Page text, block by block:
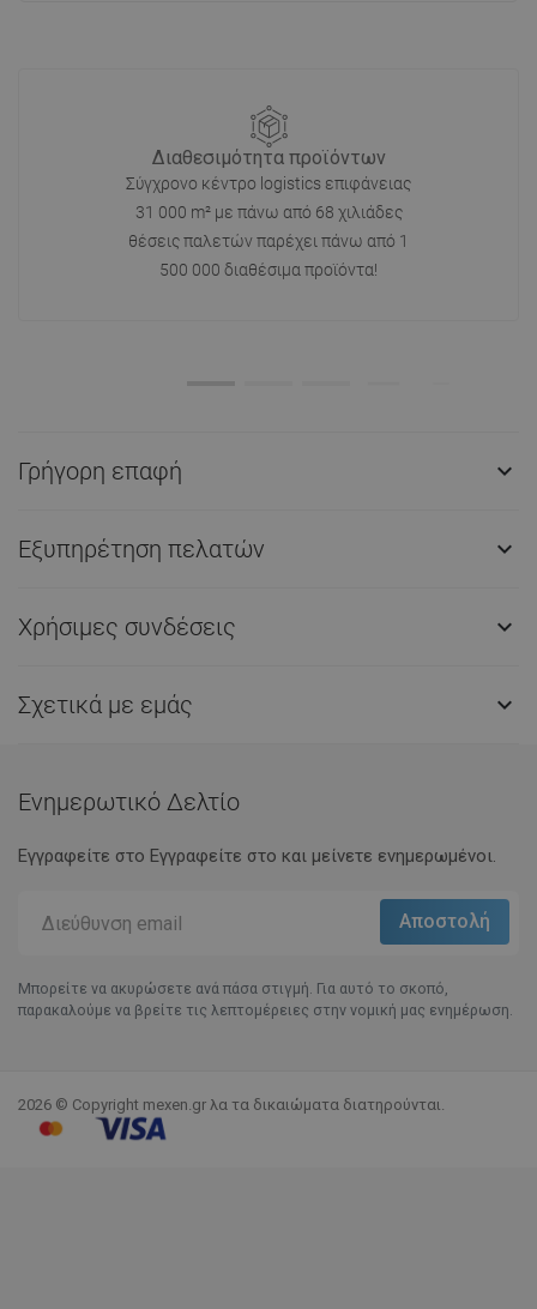
Διαθεσιμότητα προϊόντων
Σύγχρονο κέντρο logistics επιφάνειας
31 000 m² με πάνω από 68 χιλιάδες
θέσεις παλετών παρέχει πάνω από 1
500 000 διαθέσιμα προϊόντα!
Γρήγορη επαφή 
Εξυπηρέτηση πελατών 
Χρήσιμες συνδέσεις 
Σχετικά με εμάς 
Ενημερωτικό Δελτίο
Εγγραφείτε στο Eγγραφείτε στο και μείνετε ενημερωμένοι.
Μπορείτε να ακυρώσετε ανά πάσα στιγμή. Για αυτό το σκοπό,
παρακαλούμε να βρείτε τις λεπτομέρειες στην νομική μας ενημέρωση.
2026 © Copyright mexen.gr λα τα δικαιώματα διατηρούνται.